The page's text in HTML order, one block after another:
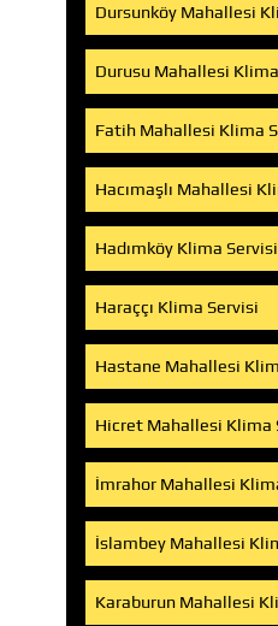
Dursunköy Mahallesi
Durusu Mahallesi
Fatih Mahallesi Klima
Hacımaşlı Mahallesi
Hadımköy Klima Servisi
Haraççı Klima Servisi
Hastane Mahallesi
Hicret Mahallesi Klima
İmrahor Mahallesi
İslambey Mahallesi
Karaburun Mahallesi